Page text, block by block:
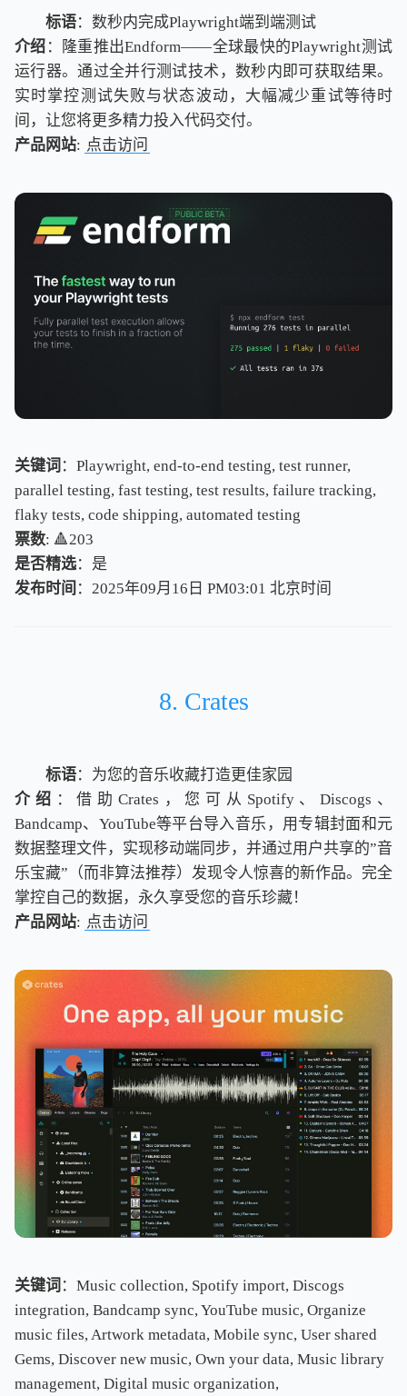
标语：数秒内完成Playwright端到端测试
介绍 ：隆重推出Endform——全球最快的Playwright测试
运行器。通过全并行测试技术，数秒内即可获取结果。
实时掌控测试失败与状态波动，大幅减少重试等待时
间，让您将更多精力投入代码交付。
产品网站: 点击访问
关键词 ：Playwright, end-to-end testing, test runner,
parallel testing, fast testing, test results, failure tracking,
flaky tests, code shipping, automated testing
票数: 🔺203
是否精选：是
发布时间 ：2025年09月16日 PM03:01 北京时间
北京时间
8. Crates
标语：为您的音乐收藏打造更佳家园
介绍 ：借助Crates，您可从Spotify、Discogs、
Bandcamp、YouTube等平台导入音乐，用专辑封面和元
数据整理文件，实现移动端同步，并通过用户共享的”音
乐宝藏”（而非算法推荐）发现令人惊喜的新作品。完全
掌控自己的数据，永久享受您的音乐珍藏！
产品网站: 点击访问
关键词 ：Music collection, Spotify import, Discogs
integration, Bandcamp sync, YouTube music, Organize
music files, Artwork metadata, Mobile sync, User shared
Gems, Discover new music, Own your data, Music library
management, Digital music organization,